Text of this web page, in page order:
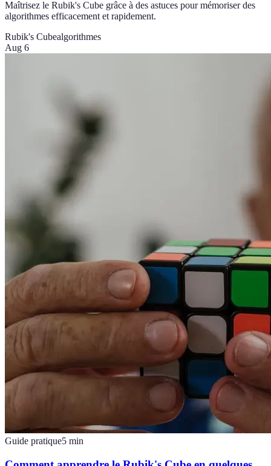
Maîtrisez le Rubik's Cube grâce à des astuces pour mémoriser des
algorithmes efficacement et rapidement.
Rubik's Cubealgorithmes
Aug 6
Guide pratique5 min